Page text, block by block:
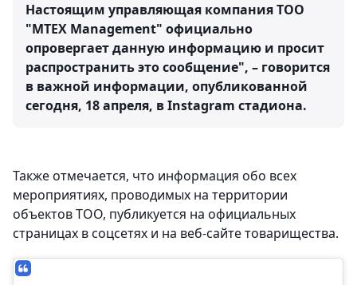
Настоящим управляющая компания ТОО
"MTEX Management" официально
опровергает данную информацию и просит
распространить это сообщение", – говорится
в важной информации, опубликованной
сегодня, 18 апреля, в Instagram стадиона.
Также отмечается, что информация обо всех
мероприятиях, проводимых на территории
объектов ТОО, публикуется на официальных
страницах в соцсетях и на веб-сайте товарищества.